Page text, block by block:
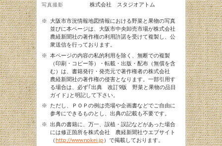
写真撮影 株式会社 スタジオアトム
※ 大阪市市況情報地図情報における野菜と果物の写真
並びに本ページは、大阪市中央卸売市場が株式会社
農経新聞社の著作権の利用許諾を受けて複製し、公
衆送信を行っております。
※ 本ページの内容の私的利用を除く、無断での複製
（印刷・コピー等）・転載・出版・配布（無償を含
む）は、書籍発行・発売元で著作権者の株式会社
農経新聞社の著作権の侵害となります。一部引用す
る場合は、必ず｢出典 改訂9版 野菜と果物の品目
ガイド｣と明記して下さい。
※ ただし、ＰＯＰの例は売場や企画書などでご自由に
参考にできるものとし、出典の記載も不要です。
※ 出典の書籍に、万一、誤植・誤記などがあった場合
には修正箇所を株式会社 農経新聞社ウエブサイト
（ http://www.nokei.jp ）で掲載しております。